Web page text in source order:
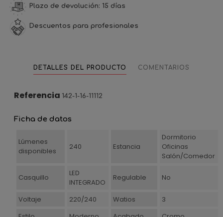
Plazo de devolución: 15 días
Descuentos para profesionales
DETALLES DEL PRODUCTO COMENTARIOS
Referencia 142-1-16-11112
Ficha de datos
Lúmenes
disponibles
240 Estancia
Dormitorio
Oficinas
Salón/Comedor
Casquillo
LED
INTEGRADO
Regulable No
Voltaje 220/240 Watios
3